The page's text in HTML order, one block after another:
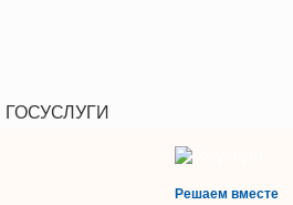
ГОСУСЛУГИ
Решаем вместе